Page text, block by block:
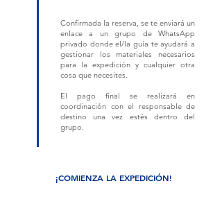
Confirmada la reserva, se te enviará un
enlace a un grupo de WhatsApp
privado donde el/la guía te ayudará a
gestionar los materiales necesarios
para la expedición y cualquier otra
cosa que necesites.
El pago final se realizará en
coordinación con el responsable de
destino una vez estés dentro del
grupo.
¡COMIENZA LA EXPEDICIÓN!